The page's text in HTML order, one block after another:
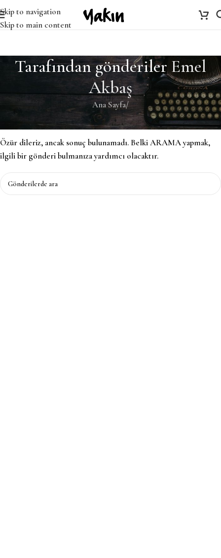
Skip to navigation
Skip to main content
Tarafından gönderilerEmel
Akbaş
Ana Sayfa/
Özür dileriz, ancak sonuç bulunamadı. Belki ARAMA yapmak,
ilgili bir gönderi bulmanıza yardımcı olacaktır.